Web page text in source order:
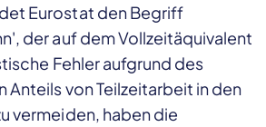
Eurostat den Begriff
der auf dem Vollzeitäquivalent
Fehler aufgrund des
Anteils von Teilzeitarbeit in den
vermeiden, haben die